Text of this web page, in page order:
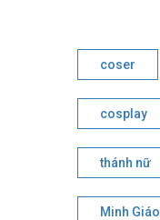
coser
cosplay
thánh nữ
Minh Giáo